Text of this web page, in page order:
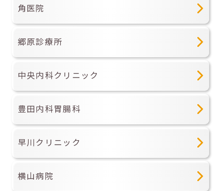
角医院
郷原診療所
中央内科クリニック
豊田内科胃腸科
早川クリニック
横山病院